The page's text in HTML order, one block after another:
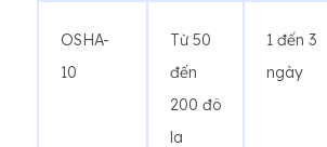
OSHA-
10
Từ 50
đến
200 đô
la
1 đến 3
ngày